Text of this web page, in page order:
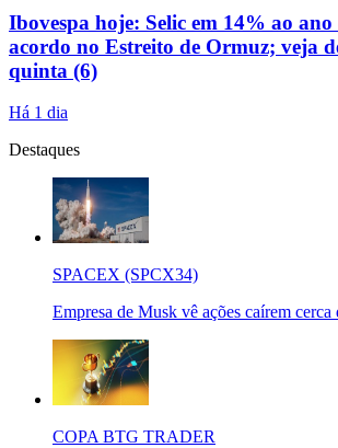
Ibovespa hoje: Selic em 14% ao ano
acordo no Estreito de Ormuz; veja
quinta (6)
Há 1 dia
Destaques
SPACEX (SPCX34)
Empresa de Musk vê ações caírem
COPA BTG TRADER